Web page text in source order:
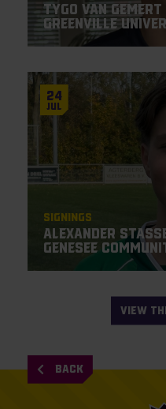
Tygo van
Greenville
24
Jul
Signings
Alexander
Genesee
VIEW
BACK